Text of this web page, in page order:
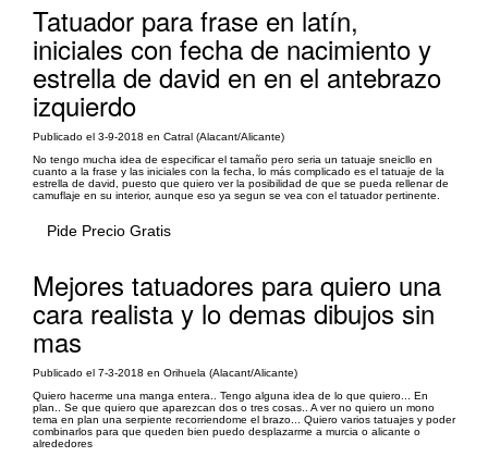
Tatuador para frase en latín,
iniciales con fecha de nacimiento y
estrella de david en en el antebrazo
izquierdo
Publicado el 3-9-2018 en Catral (Alacant/Alicante)
No tengo mucha idea de especificar el tamaño pero seria un tatuaje sneicllo en
cuanto a la frase y las iniciales con la fecha, lo más complicado es el tatuaje de la
estrella de david, puesto que quiero ver la posibilidad de que se pueda rellenar de
camuflaje en su interior, aunque eso ya segun se vea con el tatuador pertinente.
Pide Precio Gratis
Mejores tatuadores para quiero una
cara realista y lo demas dibujos sin
mas
Publicado el 7-3-2018 en Orihuela (Alacant/Alicante)
Quiero hacerme una manga entera.. Tengo alguna idea de lo que quiero... En
plan.. Se que quiero que aparezcan dos o tres cosas.. A ver no quiero un mono
tema en plan una serpiente recorriendome el brazo... Quiero varios tatuajes y poder
combinarlos para que queden bien puedo desplazarme a murcia o alicante o
alrededores